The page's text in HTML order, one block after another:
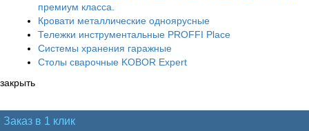
премиум класса.
Кровати металлические одноярусные
Тележки инструментальные PROFFI Place
Системы хранения гаражные
Столы сварочные KOBOR Expert
закрыть
Заказ в 1 клик